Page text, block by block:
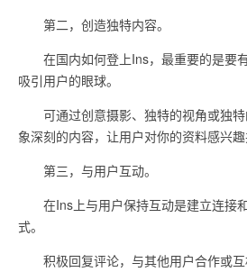
第二，创造独特内容。
在国内如何登上Ins，最重要的是要
吸引用户的眼球。
可通过创意摄影、独特的视角或独特
象深刻的内容，让用户对你的资料感兴趣
第三，与用户互动。
在Ins上与用户保持互动是建立连接
式。
积极回复评论，与其他用户合作或互